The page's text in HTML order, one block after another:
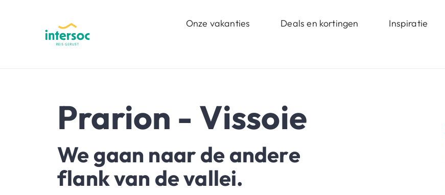
Onze vakanties Deals en kortingen Inspiratie
Prarion - Vissoie
We gaan naar de andere
flank van de vallei.